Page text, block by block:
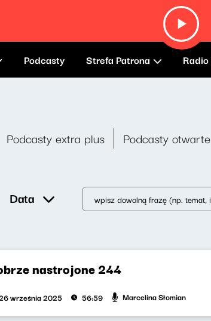
Podcasty Strefa Patrona Radio
Podcasty extra plus Podcasty otwarte
Data
nastrojone 244
września 2025 56:59 Marcelina Słomian